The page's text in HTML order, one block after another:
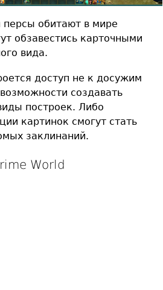
персы обитают в мире
обзавестись карточными
вида.
доступ не к досужим
создавать
построек. Либо
картинок смогут стать
заклинаний.
World